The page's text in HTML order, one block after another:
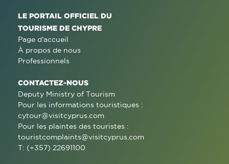
LE PORTAIL OFFICIEL DU
TOURISME DE CHYPRE
Page d'accueil
À propos de nous
Professionnels
CONTACTEZ-NOUS
Deputy Ministry of Tourism
Pour les informations touristiques :
cytour@visitcyprus.com
Pour les plaintes des touristes :
touristcomplaints@visitcyprus.com
T: (+357) 22691100